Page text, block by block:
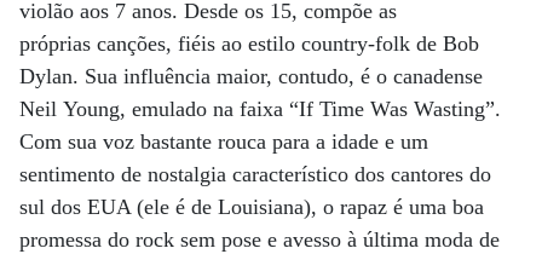
violão aos 7 anos. Desde os 15, compõe as
próprias canções, fiéis ao estilo country-folk de Bob
Dylan. Sua influência maior, contudo, é o canadense
Neil Young, emulado na faixa “If Time Was Wasting”.
Com sua voz bastante rouca para a idade e um
sentimento de nostalgia característico dos cantores do
sul dos EUA (ele é de Louisiana), o rapaz é uma boa
promessa do rock sem pose e avesso à última moda de